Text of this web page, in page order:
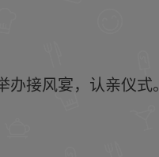
接风宴，认亲仪式。